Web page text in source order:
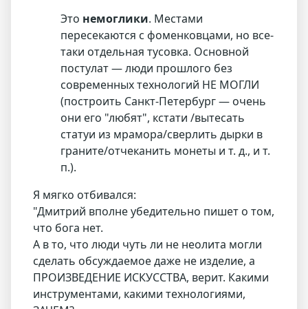
Это немоглики. Местами
пересекаются с фоменковцами, но все-
таки отдельная тусовка. Основной
постулат — люди прошлого без
современных технологий НЕ МОГЛИ
(построить Санкт-Петербург — очень
они его "любят", кстати /вытесать
статуи из мрамора/сверлить дырки в
граните/отчеканить монеты и т. д., и т.
п.).
Я мягко отбивался:
"Дмитрий вполне убедительно пишет о том,
что бога нет.
А в то, что люди чуть ли не неолита могли
сделать обсуждаемое даже не изделие, а
ПРОИЗВЕДЕНИЕ ИСКУССТВА, верит. Какими
инструментами, какими технологиями,